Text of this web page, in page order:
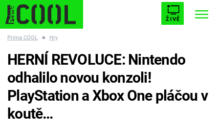
ŽIVĚ
ESCAPE PLNEJ KOTEL AVENGERS 5
Prima COOL ■ Hry
HERNÍ REVOLUCE: Nintendo
odhalilo novou konzoli!
PlayStation a Xbox One pláčou v
koutě…